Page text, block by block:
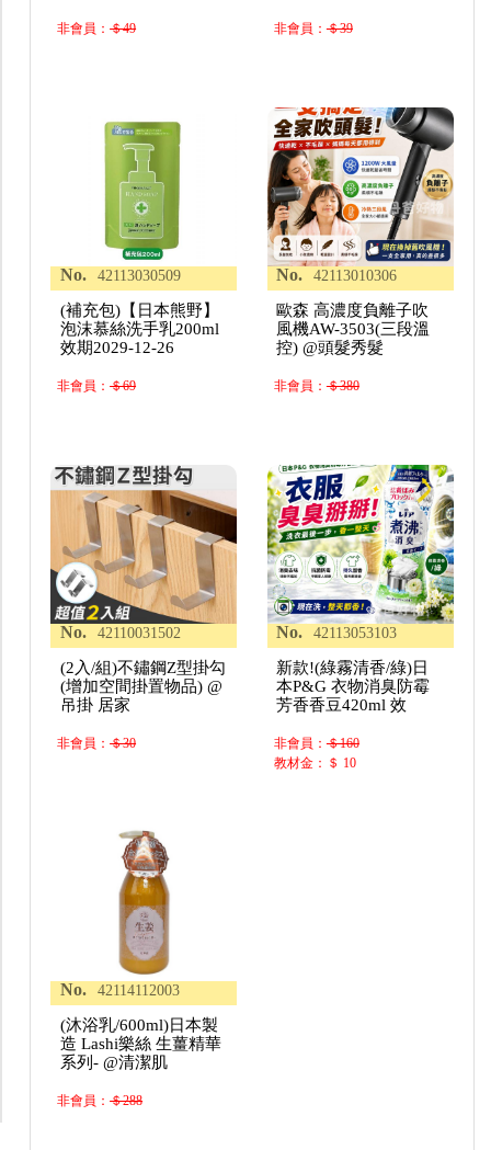
非會員：＄49 非會員：＄39
No. 42113030509
(補充包)【日本熊野】
泡沫慕絲洗手乳200ml
效期2029-12-26
非會員：＄69
No. 42113010306
歐森 高濃度負離子吹
風機AW-3503(三段溫
控) @頭髮秀髮
非會員：＄380
No. 42110031502
(2入/組)不鏽鋼Z型掛勾
(增加空間掛置物品) @
吊掛 居家
非會員：＄30
No. 42113053103
新款!(綠霧清香/綠)日
本P&G 衣物消臭防霉
芳香香豆420ml 效
非會員：＄160
教材金：＄ 10
No. 42114112003
(沐浴乳/600ml)日本製
造 Lashi樂絲 生薑精華
系列- @清潔肌
非會員：＄288